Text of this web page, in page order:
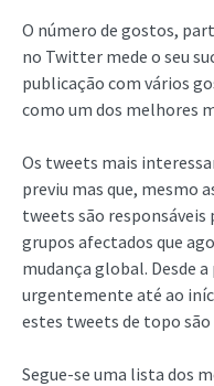
O número de gostos,
no Twitter mede o seu
publicação com vários
como um dos melhores
Os tweets mais
previu mas que, mesmo
tweets são
grupos afectados que
mudança global. Desde
urgentemente até ao
estes tweets de topo são
Segue-se uma lista dos